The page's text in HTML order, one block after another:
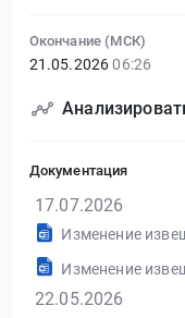
Окончание (МСК)
21.05.2026 06:26
Документация
17.07.2026
22.05.2026